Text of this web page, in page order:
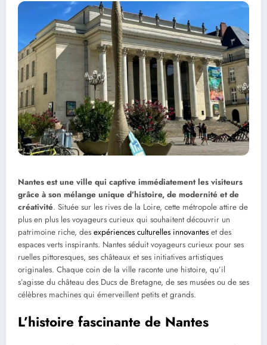
Nantes est une ville qui captive immédiatement les visiteurs
grâce à son mélange unique d’histoire, de modernité et de
créativité. Située sur les rives de la Loire, cette métropole attire de
plus en plus les voyageurs curieux qui souhaitent découvrir un
patrimoine riche, des expériences culturelles innovantes et des
espaces verts inspirants. Nantes séduit voyageurs curieux pour ses
ruelles pittoresques, ses châteaux et ses initiatives artistiques
originales. Chaque coin de la ville raconte une histoire, qu’il
s’agisse du château des Ducs de Bretagne, de ses musées ou de ses
célèbres machines qui émerveillent petits et grands.
L’histoire fascinante de Nantes